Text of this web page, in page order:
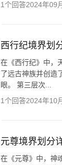
1个回答2024年09
西行纪境界划
在《西行纪》中，
了远古神族并创造
眼。 第三层次...
1个回答2024年10
元尊境界划分
在《元尊》中，神